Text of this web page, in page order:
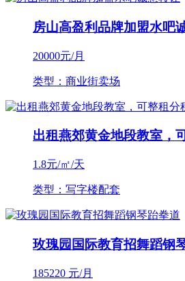
房山高盈利品牌加盟水吧
20000元/月
类型：商业街卖场
出租燕郊黄金地段教室，
1.8元/㎡/天
类型：写字楼配套
玫瑰园国际教育招舞蹈钢
185220 元/月